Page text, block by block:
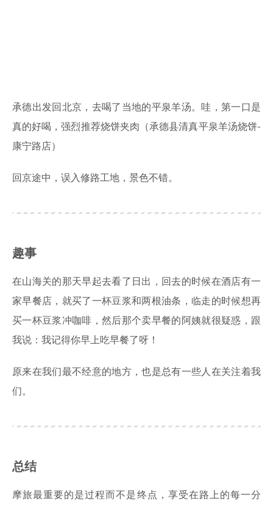
承德出发回北京，去喝了当地的平泉羊汤。哇，第一口是
真的好喝，强烈推荐烧饼夹肉（承德县清真平泉羊汤烧饼-
康宁路店）
回京途中，误入修路工地，景色不错。
趣事
在山海关的那天早起去看了日出，回去的时候在酒店有一
家早餐店，就买了一杯豆浆和两根油条，临走的时候想再
买一杯豆浆冲咖啡，然后那个卖早餐的阿姨就很疑惑，跟
我说：我记得你早上吃早餐了呀！
原来在我们最不经意的地方，也是总有一些人在关注着我
们。
总结
摩旅最重要的是过程而不是终点，享受在路上的每一分